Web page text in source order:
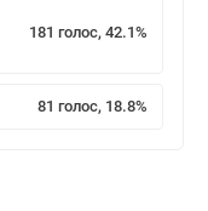
181 голос, 42.1%
81 голос, 18.8%